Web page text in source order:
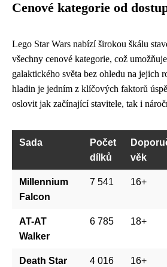
Cenové kategorie od
Lego Star Wars nabízí širokou škálu
všechny cenové kategorie, což
galaktického světa bez ohledu na jejich
hladin je jedním z klíčových faktorů
oslovit jak začínající stavitele, tak i
Sada
Počet
dílků
věk
Millennium
Falcon
7 541 16+
AT-AT
Walker
6 785 18+
Death Star 4 016 16+